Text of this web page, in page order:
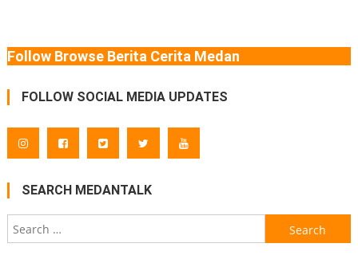
Follow Browse Berita Cerita Medan
FOLLOW SOCIAL MEDIA UPDATES
SEARCH MEDANTALK
Search
for: